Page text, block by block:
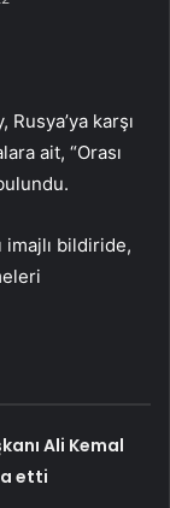
karşı
ait, “Orası
imajlı bildiride,
Ali Kemal
etti